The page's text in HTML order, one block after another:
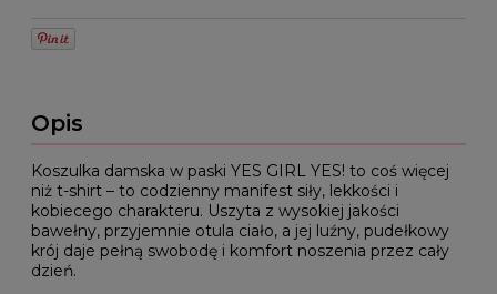
Opis
Koszulka damska w paski YES GIRL YES! to coś więcej
niż t-shirt – to codzienny manifest siły, lekkości i
kobiecego charakteru. Uszyta z wysokiej jakości
bawełny, przyjemnie otula ciało, a jej luźny, pudełkowy
krój daje pełną swobodę i komfort noszenia przez cały
dzień.